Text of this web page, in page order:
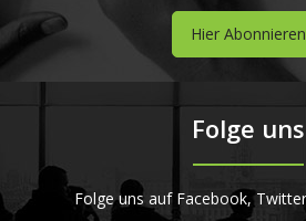
Hier Abonnieren
Folge uns
Folge uns auf Facebook,